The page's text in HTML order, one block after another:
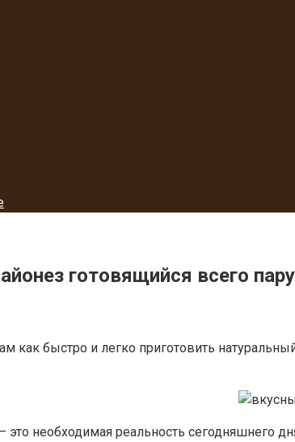
готовящийся всего
как быстро и легко приготовить
это необходимая реальность сегодняшнего